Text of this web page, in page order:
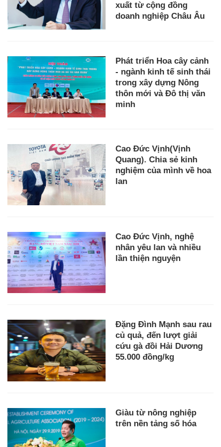
xuất từ cộng đồng
doanh nghiệp Châu Âu
Phát triển Hoa cây cảnh
- ngành kinh tế sinh thái
trong xây dựng Nông
thôn mới và Đô thị văn
minh
Cao Đức Vịnh(Vịnh
Quang). Chia sẻ kinh
nghiệm của mình về hoa
lan
Cao Đức Vịnh, nghệ
nhân yêu lan và nhiều
lần thiện nguyện
Đặng Đình Mạnh sau rau
củ quả, đến lượt giải
cứu gà đồi Hải Dương
55.000 đồng/kg
Giàu từ nông nghiệp
trên nền tảng số hóa